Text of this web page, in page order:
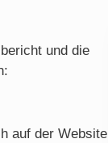
und die
auf der Website